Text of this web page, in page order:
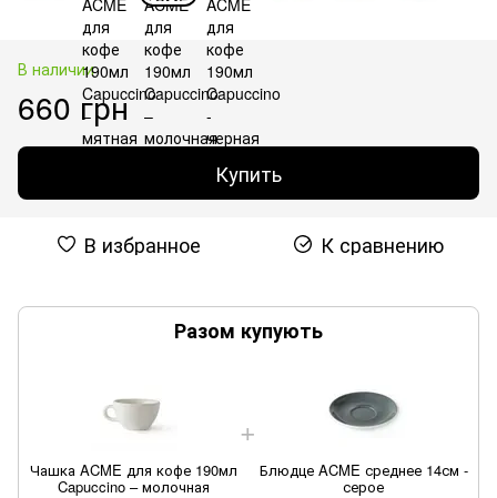
В наличии
660 грн
Купить
В избранное К сравнению
Разом купують
Чашка ACME для кофе 190мл
Capuccino – молочная
Блюдце ACME среднее 14см -
серое